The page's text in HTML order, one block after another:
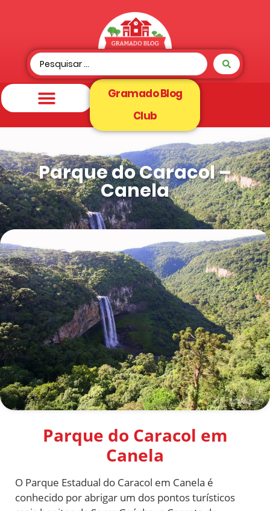
Gramado Blog
Club
Parque do Caracol –
Canela
Parque do Caracol em
Canela
O Parque Estadual do Caracol em Canela é
conhecido por abrigar um dos pontos turísticos